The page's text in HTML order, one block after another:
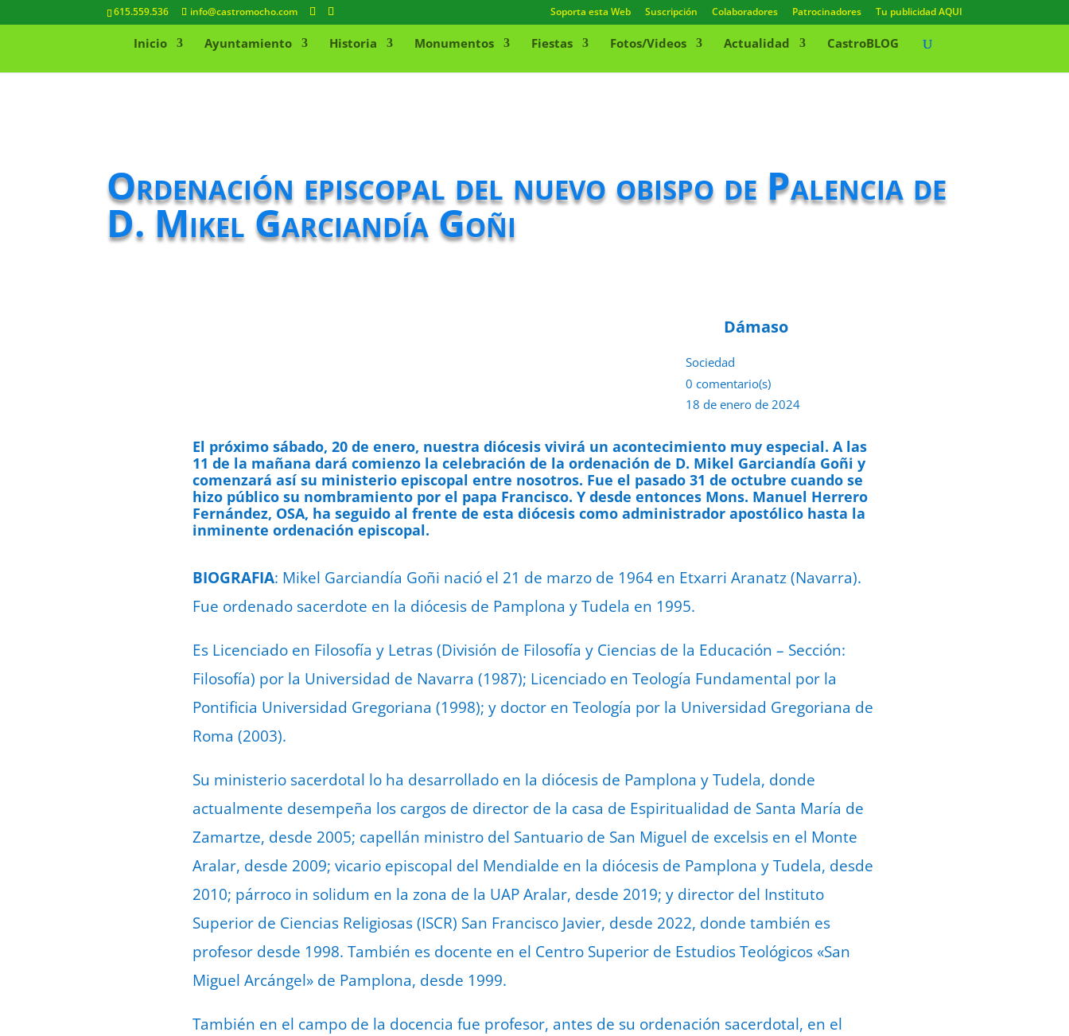
615.559.536 info@castromocho.com Soporta esta Web Suscripción Colaboradores Patrocinadores Tu publicidad AQUI
Inicio Ayuntamiento Historia Monumentos Fiestas Fotos/Videos Actualidad CastroBLOG
Ordenación episcopal del nuevo obispo de Palencia de
D. Mikel Garciandía Goñi
Dámaso
Sociedad
0 comentario(s)
18 de enero de 2024
El próximo sábado, 20 de enero, nuestra diócesis vivirá un acontecimiento muy especial. A las
11 de la mañana dará comienzo la celebración de la ordenación de D. Mikel Garciandía Goñi y
comenzará así su ministerio episcopal entre nosotros. Fue el pasado 31 de octubre cuando se
hizo público su nombramiento por el papa Francisco. Y desde entonces Mons. Manuel Herrero
Fernández, OSA, ha seguido al frente de esta diócesis como administrador apostólico hasta la
inminente ordenación episcopal.
BIOGRAFIA: Mikel Garciandía Goñi nació el 21 de marzo de 1964 en Etxarri Aranatz (Navarra).
Fue ordenado sacerdote en la diócesis de Pamplona y Tudela en 1995.
Es Licenciado en Filosofía y Letras (División de Filosofía y Ciencias de la Educación – Sección:
Filosofía) por la Universidad de Navarra (1987); Licenciado en Teología Fundamental por la
Pontificia Universidad Gregoriana (1998); y doctor en Teología por la Universidad Gregoriana de
Roma (2003).
Su ministerio sacerdotal lo ha desarrollado en la diócesis de Pamplona y Tudela, donde
actualmente desempeña los cargos de director de la casa de Espiritualidad de Santa María de
Zamartze, desde 2005; capellán ministro del Santuario de San Miguel de excelsis en el Monte
Aralar, desde 2009; vicario episcopal del Mendialde en la diócesis de Pamplona y Tudela, desde
2010; párroco in solidum en la zona de la UAP Aralar, desde 2019; y director del Instituto
Superior de Ciencias Religiosas (ISCR) San Francisco Javier, desde 2022, donde también es
profesor desde 1998. También es docente en el Centro Superior de Estudios Teológicos «San
Miguel Arcángel» de Pamplona, desde 1999.
También en el campo de la docencia fue profesor, antes de su ordenación sacerdotal, en el